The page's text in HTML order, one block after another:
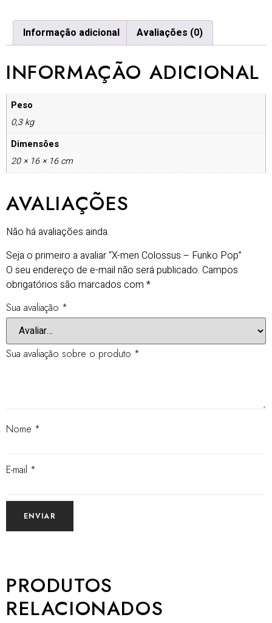
Informação adicional Avaliações (0)
INFORMAÇÃO ADICIONAL
Peso
0,3 kg
Dimensões
20 × 16 × 16 cm
AVALIAÇÕES
Não há avaliações ainda.
Seja o primeiro a avaliar “X-men Colossus – Funko Pop”
O seu endereço de e-mail não será publicado. Campos
obrigatórios são marcados com *
Sua avaliação *
Sua avaliação sobre o produto *
Nome *
E-mail *
PRODUTOS
RELACIONADOS